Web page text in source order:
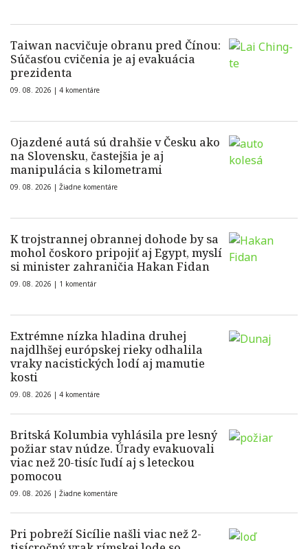
Taiwan nacvičuje obranu pred Čínou:
Súčasťou cvičenia je aj evakuácia
prezidenta
09. 08. 2026 | 4 komentáre
Ojazdené autá sú drahšie v Česku ako
na Slovensku, častejšia je aj
manipulácia s kilometrami
09. 08. 2026 | Žiadne komentáre
K trojstrannej obrannej dohode by sa
mohol čoskoro pripojiť aj Egypt, myslí
si minister zahraničia Hakan Fidan
09. 08. 2026 | 1 komentár
Extrémne nízka hladina druhej
najdlhšej európskej rieky odhalila
vraky nacistických lodí aj mamutie
kosti
09. 08. 2026 | 4 komentáre
Britská Kolumbia vyhlásila pre lesný
požiar stav núdze. Úrady evakuovali
viac než 20-tisíc ľudí aj s leteckou
pomocou
09. 08. 2026 | Žiadne komentáre
Pri pobreží Sicílie našli viac než 2-